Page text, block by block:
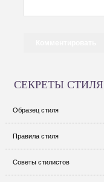
СЕКРЕТЫ СТИЛЯ
Образец стиля
Правила стиля
Советы стилистов